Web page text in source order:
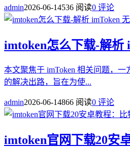
admin2026-06-14536 阅读0 评论
imtoken怎么下载-解析
本文聚焦于 imToken 相关问题，
的解决出路，旨在为使...
admin2026-06-14866 阅读0 评论
imtoken官网下载20安